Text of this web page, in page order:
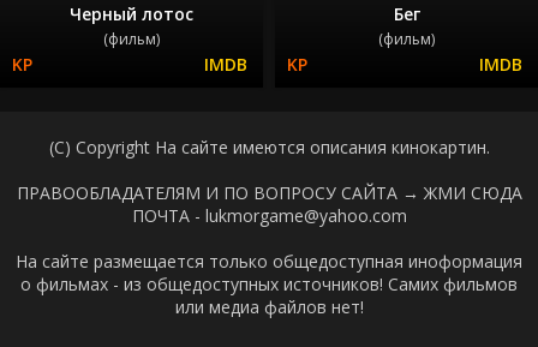
Черный лотос
(фильм)
Бег
(фильм)
(C) Copyright На сайте имеются описания кинокартин.
ПРАВООБЛАДАТЕЛЯМ И ПО ВОПРОСУ САЙТА → ЖМИ СЮДА
ПОЧТА - lukmorgame@yahoo.com
На сайте размещается только общедоступная иноформация
о фильмах - из общедоступных источников! Самих фильмов
или медиа файлов нет!